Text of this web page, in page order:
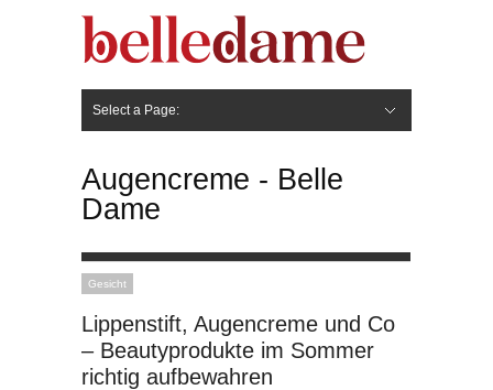
Select a Page:
Augencreme - Belle
Dame
Gesicht
Lippenstift, Augencreme und Co
– Beautyprodukte im Sommer
richtig aufbewahren